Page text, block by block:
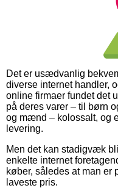
Det er usædvanlig
diverse internet handler,
online firmaer fundet det
på deres varer – til børn
og mænd – kolossalt, og
levering.
Men det kan stadigvæk
enkelte internet
køber, således at man er
laveste pris.